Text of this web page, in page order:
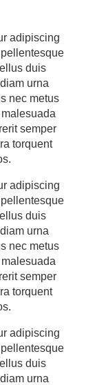
adipiscing
duis
urna
nec metus
semper
torquent
adipiscing
duis
urna
nec metus
semper
torquent
adipiscing
duis
urna